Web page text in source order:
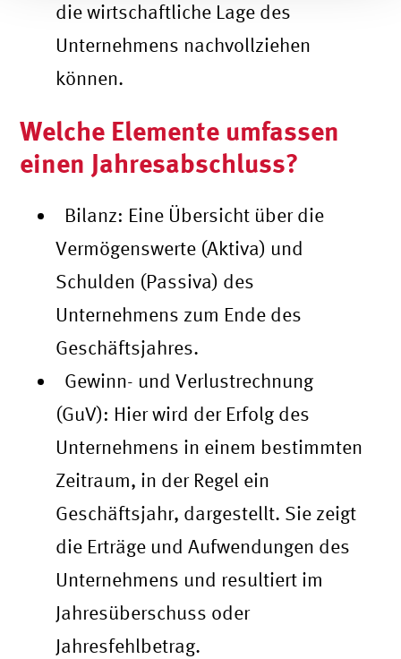
die wirtschaftliche Lage des
Unternehmens nachvollziehen
können.
Welche Elemente umfassen
einen Jahresabschluss?
Bilanz: Eine Übersicht über die
Vermögenswerte (Aktiva) und
Schulden (Passiva) des
Unternehmens zum Ende des
Geschäftsjahres.
Gewinn- und Verlustrechnung
(GuV): Hier wird der Erfolg des
Unternehmens in einem bestimmten
Zeitraum, in der Regel ein
Geschäftsjahr, dargestellt. Sie zeigt
die Erträge und Aufwendungen des
Unternehmens und resultiert im
Jahresüberschuss oder
Jahresfehlbetrag.